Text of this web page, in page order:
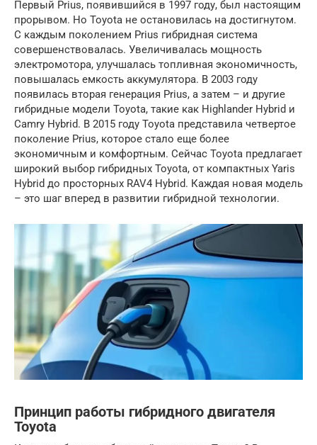
Первый Prius, появившийся в 1997 году, был настоящим
прорывом. Но Toyota не остановилась на достигнутом.
С каждым поколением Prius гибридная система
совершенствовалась. Увеличивалась мощность
электромотора, улучшалась топливная экономичность,
повышалась емкость аккумулятора. В 2003 году
появилась вторая генерация Prius, а затем – и другие
гибридные модели Toyota, такие как Highlander Hybrid и
Camry Hybrid. В 2015 году Toyota представила четвертое
поколение Prius, которое стало еще более
экономичным и комфортным. Сейчас Toyota предлагает
широкий выбор гибридных Toyota, от компактных Yaris
Hybrid до просторных RAV4 Hybrid. Каждая новая модель
– это шаг вперед в развитии гибридной технологии.
Принцип работы гибридного двигателя
Toyota